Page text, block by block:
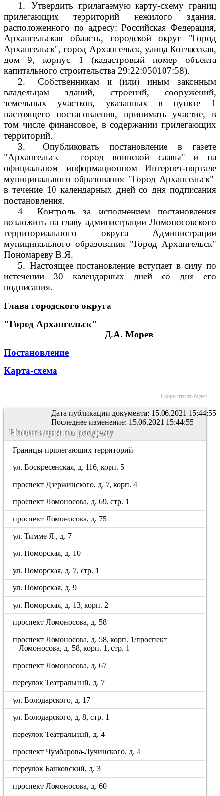
1.
Утвердить прилагаемую карту-схему границ
прилегающих территорий нежилого здания,
расположенного по адресу: Российская Федерация,
Архангельская область, городской округ "Город
Архангельск", город Архангельск, улица Котласская,
дом 9, корпус 1 (кадастровый номер объекта
капитального строительства 29:22:050107:58).
2.
Собственникам и (или) иным законным
владельцам зданий, строений, сооружений,
земельных участков, указанных в пункте 1
настоящего постановления, принимать участие, в
том числе финансовое, в содержании прилегающих
территорий.
3.
Опубликовать постановление в газете
"Архангельск – город воинской славы" и на
официальном информационном Интернет-портале
муниципального образования "Город Архангельск"
в течение 10 календарных дней со дня подписания
постановления.
4.
Контроль за исполнением постановления
возложить на главу администрации Ломоносовского
территориального округа Администрации
муниципального образования "Город Архангельск"
Пономареву В.Я.
5. Настоящее постановление вступает в силу по
истечении 30 календарных дней со дня его
подписания.
Глава городского округа
"Город Архангельск"
Д.А. Морев
Постановление
Карта-схема
Скоро что то будет...
Дата публикации документа: 15.06.2021 15:44:55
Последнее изменение: 15.06.2021 15:44:55
Навигация по разделу
Границы прилегающих территорий
ул. Воскресенская, д. 116, корп. 5
проспект Дзержинского, д. 7, корп. 4
проспект Ломоносова, д. 69, стр. 1
проспект Ломоносова, д. 75
ул. Тимме Я., д. 7
ул. Поморская, д. 10
ул. Поморская, д. 7, стр. 1
ул. Поморская, д. 9
ул. Поморская, д. 13, корп. 2
проспект Ломоносова, д. 58
проспект Ломоносова, д. 58, корп. 1/проспект
Ломоносова, д. 58, корп. 1, стр. 1
проспект Ломоносова, д. 67
переулок Театральный, д. 7
ул. Володарского, д. 17
ул. Володарского, д. 8, стр. 1
переулок Театральный, д. 4
проспект Чумбарова-Лучинского, д. 4
переулок Банковский, д. 3
проспект Ломоносова, д. 60